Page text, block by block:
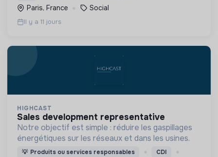
Paris, France
Social
Il y a 11 jours
HIGHCAST
sales development representative
Notre objectif est simple : réduire les gaspillages
énergétiques sur les réseaux et dans les usines.
💡 Produits ou services responsables CDI